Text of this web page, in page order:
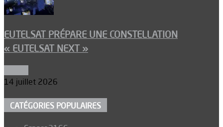
EUTELSAT PRÉPARE UNE CONSTELLATION
« EUTELSAT NEXT »
14 juillet 2026
CATÉGORIES POPULAIRES